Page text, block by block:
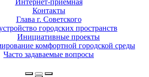
Интернет-приемная
Контакты
Глава г. Советского
городских пространств
Инициативные проекты
комфортной городской среды
Часто задаваемые вопросы